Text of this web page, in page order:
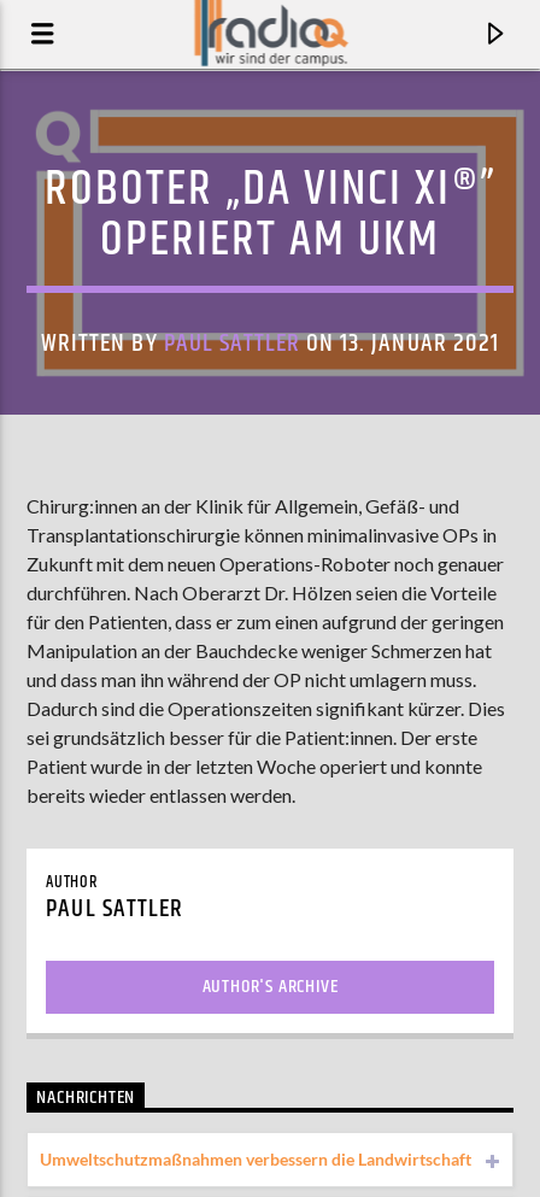
WOLVES
WU-TANG CLAN
AKTUELLE SENDUNG
MOEBIUS
12:00 24:00
ZU HÖREN INMünster90,9 MHz
ROBOTER „DA VINCI XI®”
OPERIERT AM UKM
WRITTEN BYPAUL SATTLERON 13. JANUAR 2021
Chirurg:innen an der Klinik für Allgemein, Gefäß- und
Transplantationschirurgie können minimalinvasive OPs in
Zukunft mit dem neuen Operations-Roboter noch genauer
durchführen. Nach Oberarzt Dr. Hölzen seien die Vorteile
für den Patienten, dass er zum einen aufgrund der geringen
Manipulation an der Bauchdecke weniger Schmerzen hat
und dass man ihn während der OP nicht umlagern muss.
Dadurch sind die Operationszeiten signifikant kürzer. Dies
sei grundsätzlich besser für die Patient:innen. Der erste
Patient wurde in der letzten Woche operiert und konnte
bereits wieder entlassen werden.
AUTHOR
PAUL SATTLER
AUTHOR'S ARCHIVE
NACHRICHTEN
Umweltschutzmaßnahmen verbessern die Landwirtschaft